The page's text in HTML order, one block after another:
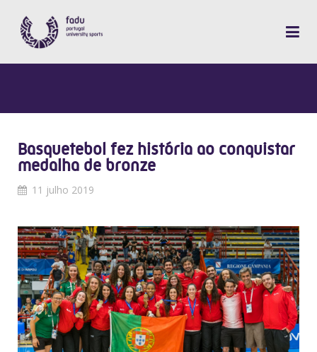
Basquetebol fez história ao conquistar
medalha de bronze
11 julho 2019